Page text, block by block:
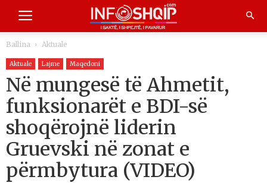
Ballina Aktuale
Aktuale Lajme Maqedoni
Në mungesë të Ahmetit,
funksionarët e BDI-së
shoqërojnë liderin
Gruevski në zonat e
përmbytura (VIDEO)